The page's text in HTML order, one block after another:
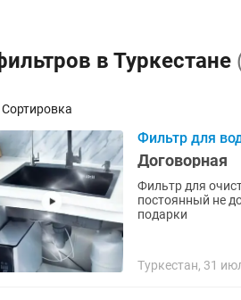
в Туркестане
Сортировка
Фильтр для
Договорная
Фильтр для
постоянный не
подарки
Туркестан, 31